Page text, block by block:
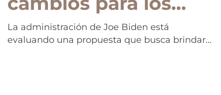
cónyuges
indocumentados:
La administración de Joe Biden está
evaluando una propuesta que busca brindar